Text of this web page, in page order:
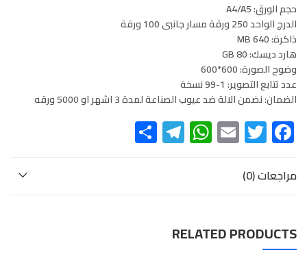
حجم الورق: A4/A5
الدرج الواحد 250 ورقة مسار جانبى 100 ورقة
ذاكرة: 640 MB
هارد ديسك: 80 GB
وضوح الصورة: 600*600
عدد تتابع التصوير: 1-99 نسخة
الضمان: نضمن الالة ضد عيوب الصناعة لمدة 3 اشهر او 5000 ورقه
Facebook
Twitter
Email
WhatsApp
Telegram
مراجعات (0)
RELATED PRODUCTS